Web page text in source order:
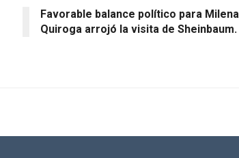
Favorable balance político para Milena
Quiroga arrojó la visita de Sheinbaum.